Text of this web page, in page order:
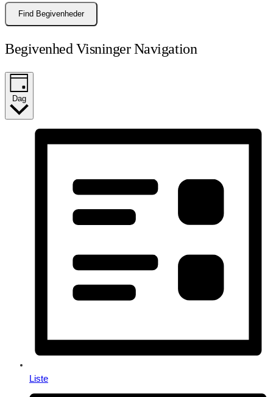
Find Begivenheder
Begivenhed Visninger Navigation
Dag
Liste